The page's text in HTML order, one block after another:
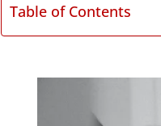
Table of Contents